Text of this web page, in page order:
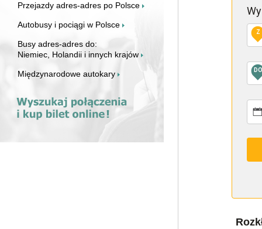
Przejazdy adres-adres po Polsce
Autobusy i pociągi w Polsce
Busy adres-adres do:
Niemiec, Holandii i innych krajów
Międzynarodowe autokary
Z
DO